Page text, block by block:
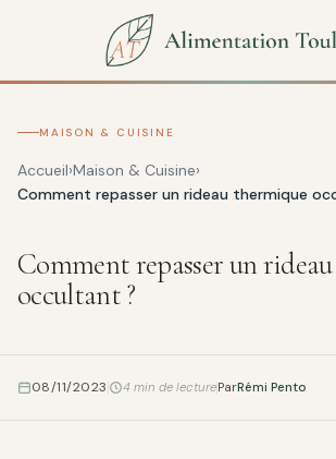
MAISON & CUISINE
Accueil Maison & Cuisine
Comment repasser un rideau thermique
Comment repasser un
occultant ?
08/11/2023 4 min de lectureParRémi Pento